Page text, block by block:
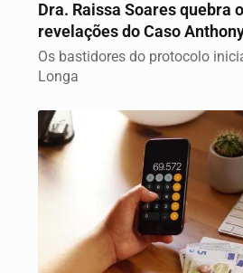
Dra. Raissa Soares quebra
revelações do
Os bastidores do protocolo
Longa